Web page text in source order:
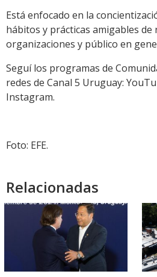
Está enfocado en la
hábitos y prácticas amigables de
organizaciones y público en
Seguí los programas de
redes de Canal 5 Uruguay:
Instagram.
Foto: EFE.
Relacionadas